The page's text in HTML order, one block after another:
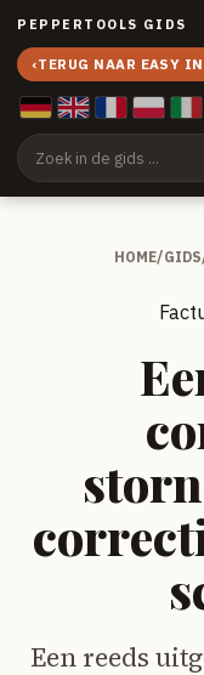
PEPPERTOOLS GIDS
‹TERUG NAAR EASY
HOME/GIDS
Een reeds